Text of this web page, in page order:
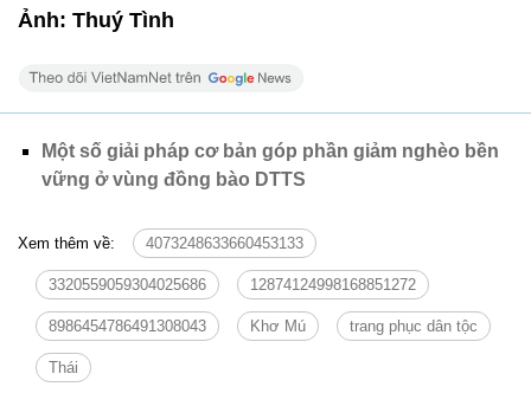
Ảnh: Thuý Tình
Một số giải pháp cơ bản góp phần giảm nghèo bền
vững ở vùng đồng bào DTTS
Xem thêm về: 4073248633660453133
3320559059304025686 12874124998168851272
8986454786491308043 Khơ Mú trang phục dân tộc
Thái